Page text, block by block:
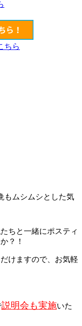
もムシムシとした気
ちと一緒にポスティ
？！
けますので、お気軽
説明会も実施いた